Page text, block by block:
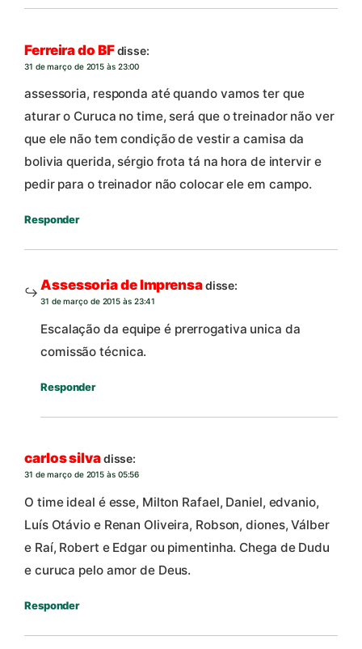
Ferreira do BFdisse:
31 de março de 2015 às 23:00
assessoria, responda até quando vamos ter que
aturar o Curuca no time, será que o treinador não ver
que ele não tem condição de vestir a camisa da
bolivia querida, sérgio frota tá na hora de intervir e
pedir para o treinador não colocar ele em campo.
Responder
Assessoria de Imprensadisse:
31 de março de 2015 às 23:41
Escalação da equipe é prerrogativa unica da
comissão técnica.
Responder
carlos silvadisse:
31 de março de 2015 às 05:56
O time ideal é esse, Milton Rafael, Daniel, edvanio,
Luís Otávio e Renan Oliveira, Robson, diones, Válber
e Raí, Robert e Edgar ou pimentinha. Chega de Dudu
e curuca pelo amor de Deus.
Responder